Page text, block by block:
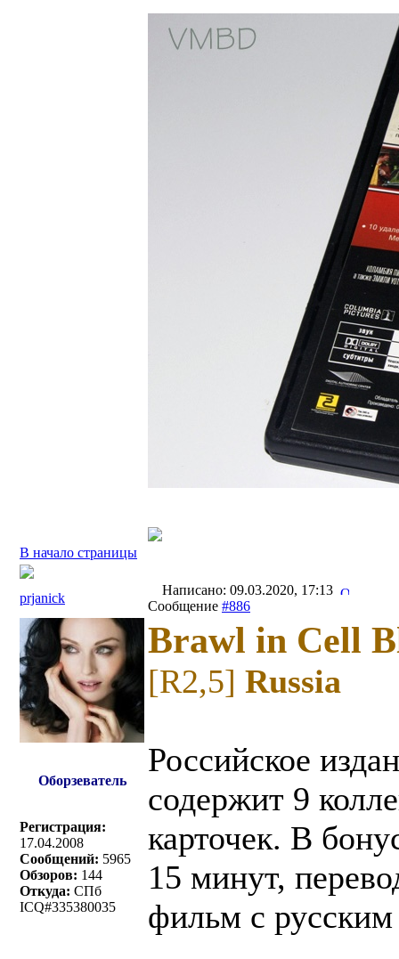
В начало страницы
prjanick
Написано: 09.03.2020, 17:13
Сообщение #886
Оборзеватель
Регистрация:
17.04.2008
Сообщений: 5965
Обзоров: 144
Откуда: СПб
ICQ#335380035
Brawl in Cell
[R2,5] Russia
Российское
содержит 9
карточек. В
15 минут,
фильм с